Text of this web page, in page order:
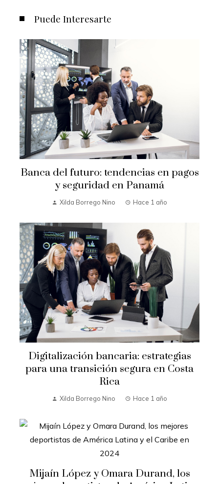
Puede Interesarte
Banca del futuro: tendencias en pagos
y seguridad en Panamá
Xilda Borrego Nino Hace 1 año
Digitalización bancaria: estrategias
para una transición segura en Costa
Rica
Xilda Borrego Nino Hace 1 año
Mijaín López y Omara Durand, los